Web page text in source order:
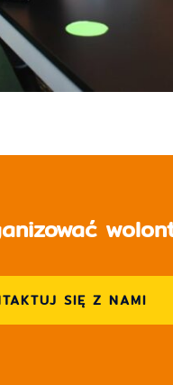
SIĘ Z NAMI